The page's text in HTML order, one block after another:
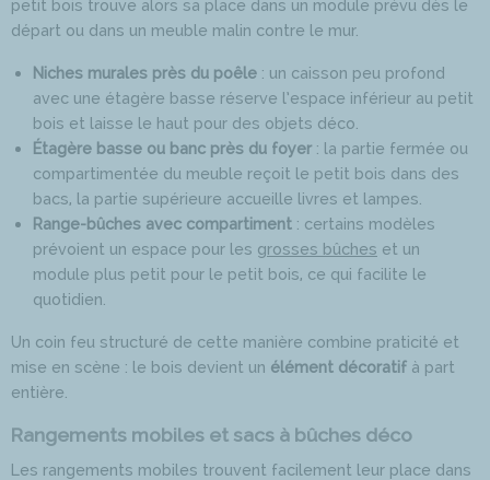
petit bois trouve alors sa place dans un module prévu dès le
départ ou dans un meuble malin contre le mur.
Niches murales près du poêle : un caisson peu profond
avec une étagère basse réserve l’espace inférieur au petit
bois et laisse le haut pour des objets déco.
Étagère basse ou banc près du foyer : la partie fermée ou
compartimentée du meuble reçoit le petit bois dans des
bacs, la partie supérieure accueille livres et lampes.
Range-bûches avec compartiment : certains modèles
prévoient un espace pour les grosses bûches et un
module plus petit pour le petit bois, ce qui facilite le
quotidien.
Un coin feu structuré de cette manière combine praticité et
mise en scène : le bois devient un élément décoratif à part
entière.
Rangements mobiles et sacs à bûches déco
Les rangements mobiles trouvent facilement leur place dans